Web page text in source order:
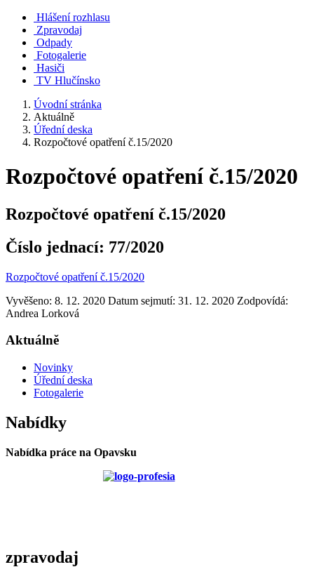
Hlášení rozhlasu
Zpravodaj
Odpady
Fotogalerie
Hasiči
TV Hlučínsko
Úvodní stránka
Aktuálně
Úřední deska
Rozpočtové opatření č.15/2020
Rozpočtové opatření č.15/2020
Rozpočtové opatření č.15/2020
Číslo jednací: 77/2020
Rozpočtové opatření č.15/2020
Vyvěšeno: 8. 12. 2020 Datum sejmutí: 31. 12. 2020 Zodpovídá:
Andrea Lorková
Aktuálně
Novinky
Úřední deska
Fotogalerie
Nabídky
Nabídka práce na Opavsku
zpravodaj